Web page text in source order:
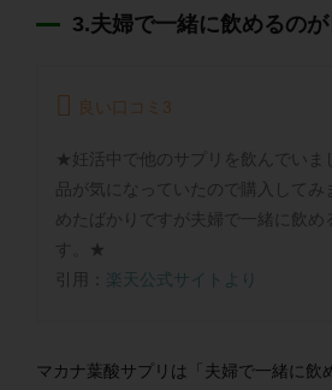
3.夫婦で一緒に飲めるの
良い口コミ3
★妊活中で他のサプリを飲んでいま
品が気になっていたので購入して
めたばかりですが夫婦で一緒に飲め
す。★
引用： 楽天公式サイトより
マカナ葉酸サプリは「夫婦で一緒に飲